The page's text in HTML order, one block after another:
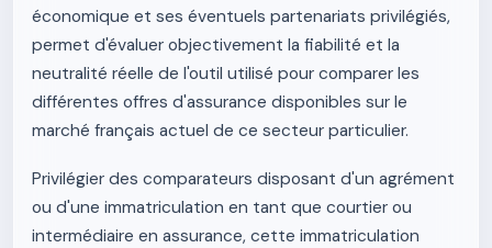
économique et ses éventuels partenariats privilégiés,
permet d'évaluer objectivement la fiabilité et la
neutralité réelle de l'outil utilisé pour comparer les
différentes offres d'assurance disponibles sur le
marché français actuel de ce secteur particulier.
Privilégier des comparateurs disposant d'un agrément
ou d'une immatriculation en tant que courtier ou
intermédiaire en assurance, cette immatriculation